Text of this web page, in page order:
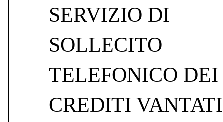
SERVIZIO DI
SOLLECITO
TELEFONICO DEI
CREDITI VANTATI